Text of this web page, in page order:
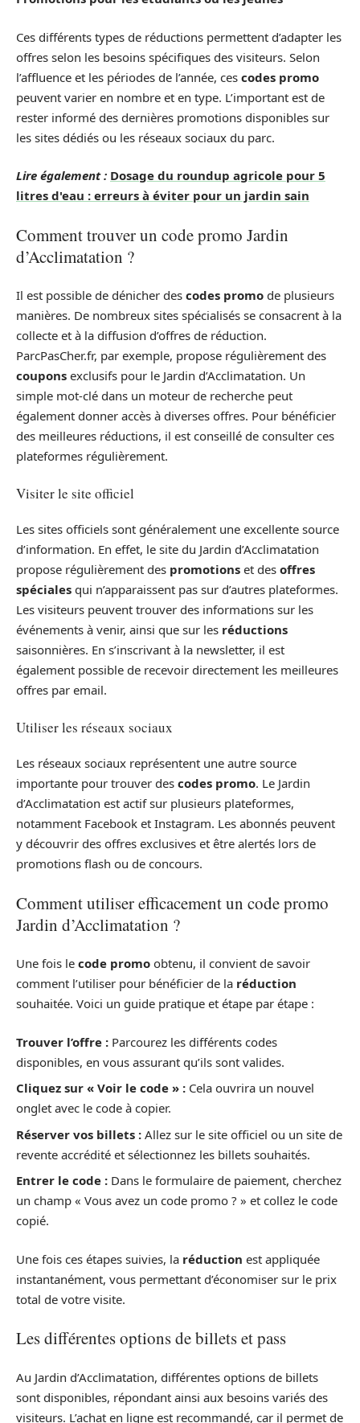
Ces différents types de réductions permettent d’adapter les
offres selon les besoins spécifiques des visiteurs. Selon
l’affluence et les périodes de l’année, ces codes promo
peuvent varier en nombre et en type. L’important est de
rester informé des dernières promotions disponibles sur
les sites dédiés ou les réseaux sociaux du parc.
Lire également : Dosage du roundup agricole pour 5
litres d'eau : erreurs à éviter pour un jardin sain
Comment trouver un code promo Jardin
d’Acclimatation ?
Il est possible de dénicher des codes promo de plusieurs
manières. De nombreux sites spécialisés se consacrent à la
collecte et à la diffusion d’offres de réduction.
ParcPasCher.fr, par exemple, propose régulièrement des
coupons exclusifs pour le Jardin d’Acclimatation. Un
simple mot-clé dans un moteur de recherche peut
également donner accès à diverses offres. Pour bénéficier
des meilleures réductions, il est conseillé de consulter ces
plateformes régulièrement.
Visiter le site officiel
Les sites officiels sont généralement une excellente source
d’information. En effet, le site du Jardin d’Acclimatation
propose régulièrement des promotions et des offres
spéciales qui n’apparaissent pas sur d’autres plateformes.
Les visiteurs peuvent trouver des informations sur les
événements à venir, ainsi que sur les réductions
saisonnières. En s’inscrivant à la newsletter, il est
également possible de recevoir directement les meilleures
offres par email.
Utiliser les réseaux sociaux
Les réseaux sociaux représentent une autre source
importante pour trouver des codes promo. Le Jardin
d’Acclimatation est actif sur plusieurs plateformes,
notamment Facebook et Instagram. Les abonnés peuvent
y découvrir des offres exclusives et être alertés lors de
promotions flash ou de concours.
Comment utiliser efficacement un code promo
Jardin d’Acclimatation ?
Une fois le code promo obtenu, il convient de savoir
comment l’utiliser pour bénéficier de la réduction
souhaitée. Voici un guide pratique et étape par étape :
Trouver l’offre : Parcourez les différents codes
disponibles, en vous assurant qu’ils sont valides.
Cliquez sur « Voir le code » : Cela ouvrira un nouvel
onglet avec le code à copier.
Réserver vos billets : Allez sur le site officiel ou un site de
revente accrédité et sélectionnez les billets souhaités.
Entrer le code : Dans le formulaire de paiement, cherchez
un champ « Vous avez un code promo ? » et collez le code
copié.
Une fois ces étapes suivies, la réduction est appliquée
instantanément, vous permettant d’économiser sur le prix
total de votre visite.
Les différentes options de billets et pass
Au Jardin d’Acclimatation, différentes options de billets
sont disponibles, répondant ainsi aux besoins variés des
visiteurs. L’achat en ligne est recommandé, car il permet de